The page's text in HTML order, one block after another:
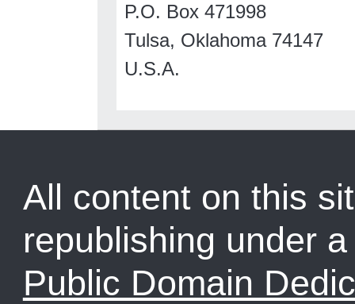
P.O. Box 471998
Tulsa, Oklahoma 74147
U.S.A.
All content on this
republishing under
Public Domain